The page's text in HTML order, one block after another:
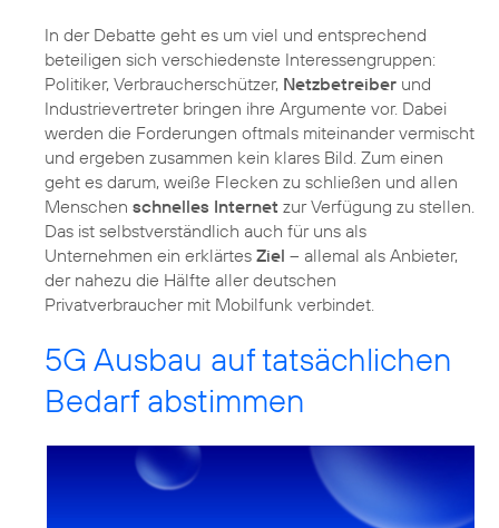
In der Debatte geht es um viel und entsprechend
beteiligen sich verschiedenste Interessengruppen:
Politiker, Verbraucherschützer, Netzbetreiber und
Industrievertreter bringen ihre Argumente vor. Dabei
werden die Forderungen oftmals miteinander vermischt
und ergeben zusammen kein klares Bild. Zum einen
geht es darum, weiße Flecken zu schließen und allen
Menschen schnelles Internet zur Verfügung zu stellen.
Das ist selbstverständlich auch für uns als
Unternehmen ein erklärtes Ziel – allemal als Anbieter,
der nahezu die Hälfte aller deutschen
Privatverbraucher mit Mobilfunk verbindet.
5G Ausbau auf tatsächlichen
Bedarf abstimmen